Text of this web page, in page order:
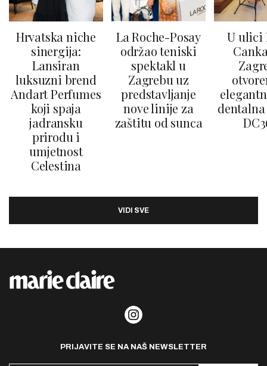
Hrvatska niche
sinergija:
Lansiran
luksuzni brend
Andart Perfumes
koji spaja
jadransku
prirodu i
umjetnost
Celestina
La Roche-Posay
održao teniski
spektakl u
Zagrebu uz
predstavljanje
nove linije za
zaštitu od sunca
U ulici
VIDI SVE
PRIJAVITE SE NA NAŠ NEWSLETTER